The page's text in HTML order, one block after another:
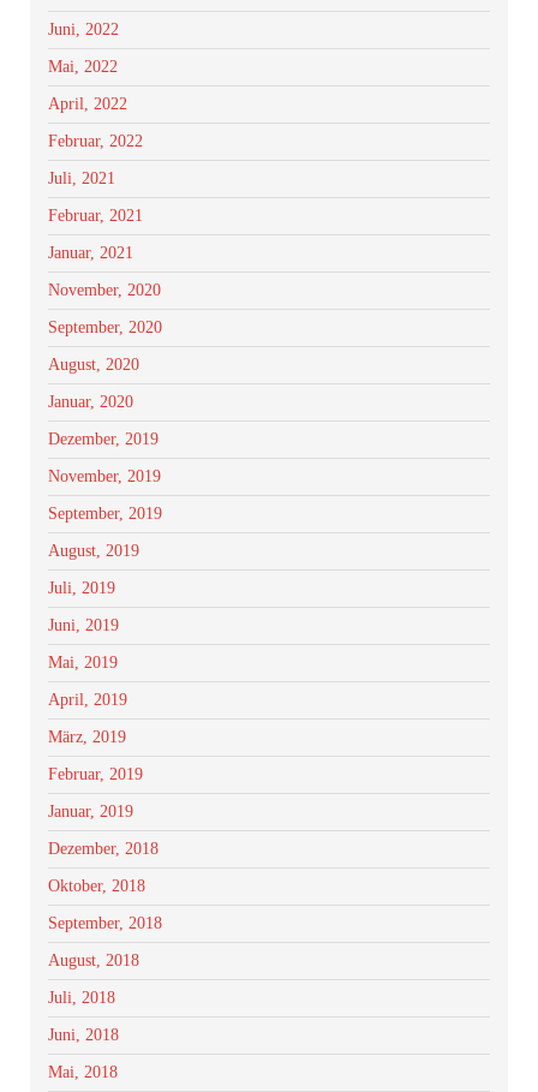
Juni, 2022
Mai, 2022
April, 2022
Februar, 2022
Juli, 2021
Februar, 2021
Januar, 2021
November, 2020
September, 2020
August, 2020
Januar, 2020
Dezember, 2019
November, 2019
September, 2019
August, 2019
Juli, 2019
Juni, 2019
Mai, 2019
April, 2019
März, 2019
Februar, 2019
Januar, 2019
Dezember, 2018
Oktober, 2018
September, 2018
August, 2018
Juli, 2018
Juni, 2018
Mai, 2018